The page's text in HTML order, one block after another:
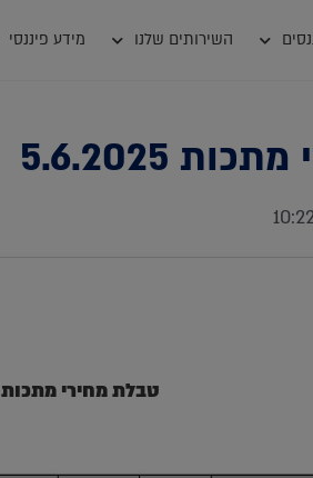
השירותים שלנו מידע פיננסי
5.6.2025
טבלת מחירי מתכות